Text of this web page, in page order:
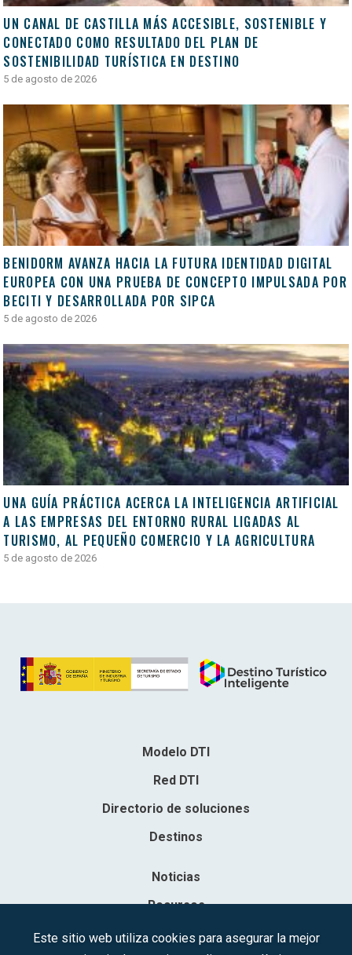
UN CANAL DE CASTILLA MÁS ACCESIBLE, SOSTENIBLE Y
CONECTADO COMO RESULTADO DEL PLAN DE
SOSTENIBILIDAD TURÍSTICA EN DESTINO
5 de agosto de 2026
BENIDORM AVANZA HACIA LA FUTURA IDENTIDAD DIGITAL
EUROPEA CON UNA PRUEBA DE CONCEPTO IMPULSADA POR
BECITI Y DESARROLLADA POR SIPCA
5 de agosto de 2026
UNA GUÍA PRÁCTICA ACERCA LA INTELIGENCIA ARTIFICIAL
A LAS EMPRESAS DEL ENTORNO RURAL LIGADAS AL
TURISMO, AL PEQUEÑO COMERCIO Y LA AGRICULTURA
5 de agosto de 2026
Modelo DTI
Red DTI
Directorio de soluciones
Destinos
Noticias
Recursos
Contacto
Este sitio web utiliza cookies para asegurar la mejor